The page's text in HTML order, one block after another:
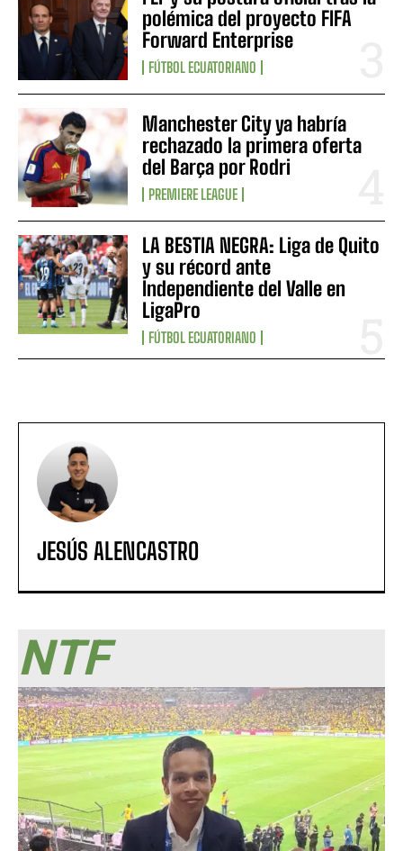
polémica del proyecto FIFA
Forward Enterprise
FÚTBOL ECUATORIANO
Manchester City ya habría
rechazado la primera oferta
del Barça por Rodri
PREMIERE LEAGUE
LA BESTIA NEGRA: Liga de Quito
y su récord ante
Independiente del Valle en
LigaPro
FÚTBOL ECUATORIANO
JESÚS ALENCASTRO
NTF